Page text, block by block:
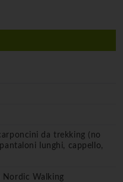
da trekking (no
lunghi, cappello,
Nordic Walking